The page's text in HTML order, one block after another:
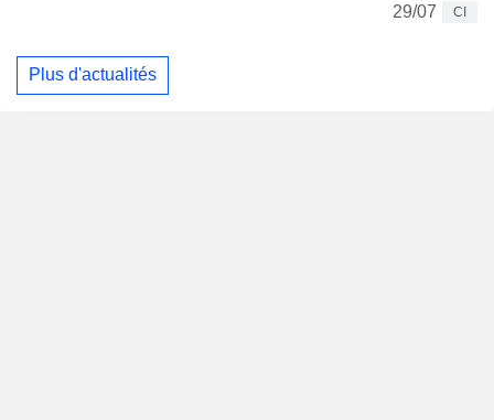
29/07
CI
Plus d'actualités